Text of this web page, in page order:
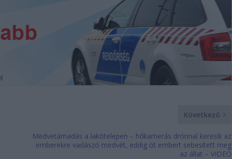
Következő
Medvetámadás a lakótelepen – hőkamerás drónnal keresik az
emberekre vadászó medvét, eddig öt embert sebesített meg
az állat – VIDEÓ